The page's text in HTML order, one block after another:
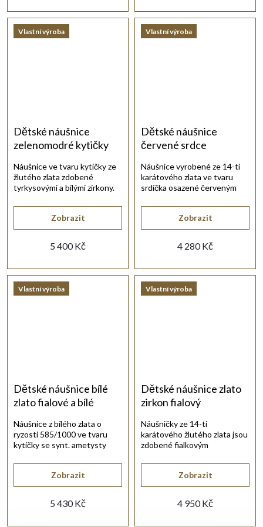
Vlastní výroba
Dětské náušnice
zelenomodré kytičky
5 400 Kč
Zobrazit
Náušnice ve tvaru kytičky ze
žlutého zlata zdobené
tyrkysovými a bílými zirkony.
Vlastní výroba
Dětské náušnice
červené srdce
4 280 Kč
Zobrazit
Náušnice vyrobené ze 14-ti
karátového zlata ve tvaru
srdíčka osazené červeným
Vlastní výroba
Dětské náušnice bílé
zlato fialové a bílé
5 430 Kč
Zobrazit
Náušnice z bílého zlata o
ryzosti 585/1000 ve tvaru
kytičky se synt. ametysty
Vlastní výroba
Dětské náušnice zlato
zirkon fialový
4 950 Kč
Zobrazit
Náušničky ze 14-ti
karátového žlutého zlata jsou
zdobené fialkovým